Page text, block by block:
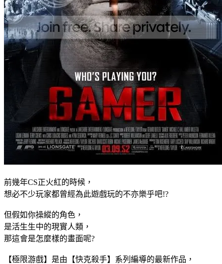
前幾年CS正火紅的時候，
想必不少玩家都曾經為此遊戲玩的不亦樂乎吧!?
但假如你操縱的角色，
是活生生中的現實人類，
那這會是怎麼樣的畫面呢?
【極限游戲】是由【快克殺手】系列編導的最新作品，